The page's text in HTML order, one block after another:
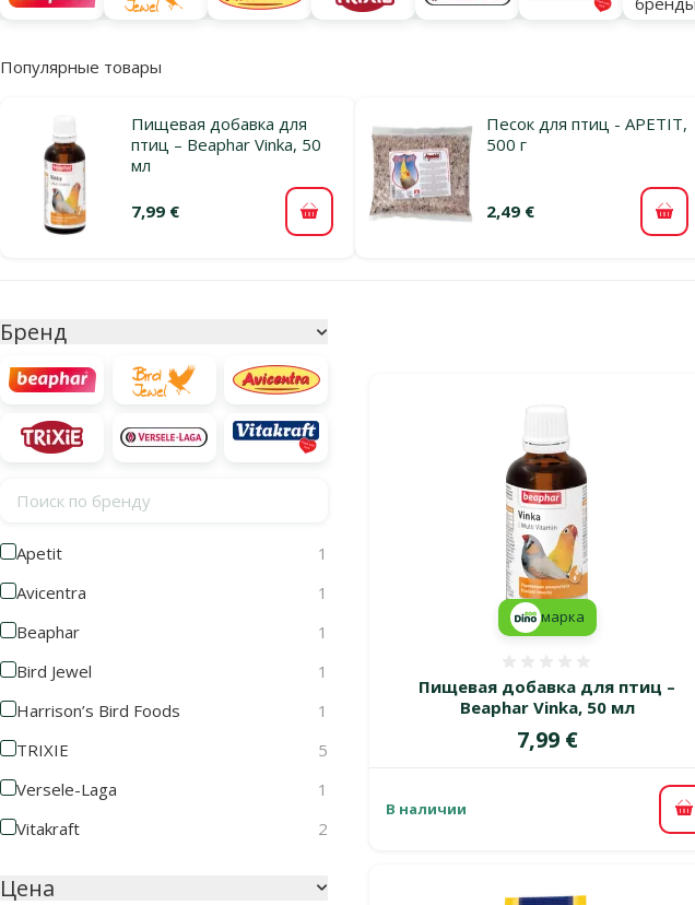
Популярные товары
Пищевая добавка для
птиц – Beaphar Vinka, 50
мл
7,99 € В корзину
Песок для птиц - APETIT,
500 г
2,49 € В
Бренд
Поиск по бренду
Apetit
1
Avicentra
1
Beaphar
1
Bird Jewel
1
Harrison’s Bird Foods
1
TRIXIE
5
Versele-Laga
1
Vitakraft
2
Цена
Пищевая добавка для птиц –
Beaphar Vinka, 50 мл
Цена
7,99 €
марка
В наличии